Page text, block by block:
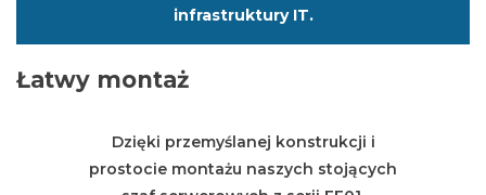
infrastruktury IT.
Łatwy montaż
Dzięki przemyślanej konstrukcji i
prostocie montażu naszych stojących